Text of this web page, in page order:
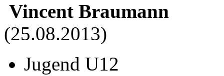
Vincent Braumann
(25.08.2013)
Jugend U12